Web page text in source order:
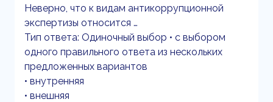
Неверно, что к видам антикоррупционной
экспертизы относится …
Тип ответа: Одиночный выбор • с выбором
одного правильного ответа из нескольких
предложенных вариантов
• внутренняя
• внешняя